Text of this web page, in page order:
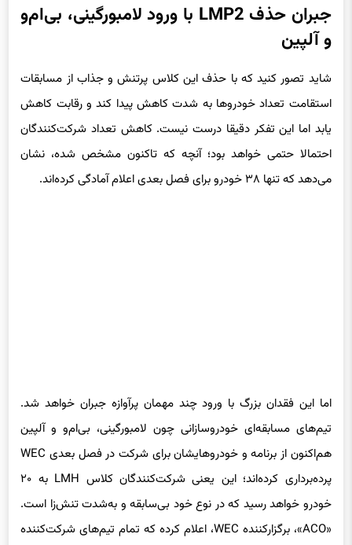
جبران حذف LMP2 با ورود لامبورگینی، بی‌ام‌و
و آلپین
شاید تصور کنید که با حذف این کلاس پرتنش و جذاب از مسابقات
استقامت تعداد خودروها به شدت کاهش پیدا کند و رقابت کاهش
یابد اما این تفکر دقیقا درست نیست. کاهش تعداد شرکت‌کنندگان
احتمالا حتمی خواهد بود؛ آنچه که تاکنون مشخص شده، نشان
می‌دهد که تنها ۳۸ خودرو برای فصل بعدی اعلام آمادگی کرده‌اند.
اما این فقدان بزرگ با ورود چند مهمان پرآوازه جبران خواهد شد.
تیم‌های مسابقه‌ای خودروسازانی چون لامبورگینی، بی‌ام‌و و آلپین
هم‌اکنون از برنامه و خودروهایشان برای شرکت در فصل بعدی WEC
پرده‌برداری کرده‌اند؛ این یعنی شرکت‌کنندگان کلاس LMH به ۲۰
خودرو خواهد رسید که در نوع خود بی‌سابقه و به‌شدت تنش‌زا است.
«ACO»، برگزارکننده WEC، اعلام کرده که تمام تیم‌های شرکت‌کننده